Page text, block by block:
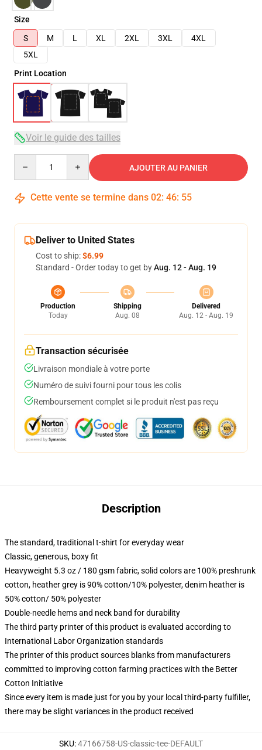
Size
S
M L XL 2XL 3XL
4XL
5XL
Print Location
Voir le guide des tailles
AJOUTER AU PANIER
Cette vente se termine dans 02: 46: 54
Deliver to United States
Cost to ship:$6.99
Standard - Order today to get byAug. 12 - Aug. 19
Production
Today
Shipping
Aug. 08
Delivered
Aug. 12 - Aug. 19
Transaction sécurisée
Livraison mondiale à votre porte
Numéro de suivi fourni pour tous les colis
Remboursement complet si le produit n'est pas reçu
Description
The standard, traditional t-shirt for everyday wear
Classic, generous, boxy fit
Heavyweight 5.3 oz / 180 gsm fabric, solid colors are 100% preshrunk
cotton, heather grey is 90% cotton/10% polyester, denim heather is
50% cotton/ 50% polyester
Double-needle hems and neck band for durability
The third party printer of this product is evaluated according to
International Labor Organization standards
The printer of this product sources blanks from manufacturers
committed to improving cotton farming practices with the Better
Cotton Initiative
Since every item is made just for you by your local third-party fulfiller,
there may be slight variances in the product received
SKU:47166758-US-classic-tee-DEFAULT